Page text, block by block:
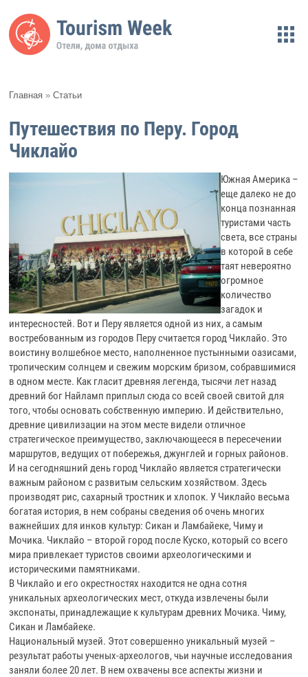
Главная »Статьи
Путешествия по Перу. Город
Чиклайо
Южная Америка –
еще далеко не до
конца познанная
туристами часть
света, все страны
в которой в себе
таят невероятно
огромное
количество
загадок и
интересностей. Вот и Перу является одной из них, а самым
востребованным из городов Перу считается город Чиклайо. Это
воистину волшебное место, наполненное пустынными оазисами,
тропическим солнцем и свежим морским бризом, собравшимися
в одном месте. Как гласит древняя легенда, тысячи лет назад
древний бог Найламп приплыл сюда со всей своей свитой для
того, чтобы основать собственную империю. И действительно,
древние цивилизации на этом месте видели отличное
стратегическое преимущество, заключающееся в пересечении
маршрутов, ведущих от побережья, джунглей и горных районов.
И на сегодняшний день город Чиклайо является стратегически
важным районом с развитым сельским хозяйством. Здесь
производят рис, сахарный тростник и хлопок. У Чиклайо весьма
богатая история, в нем собраны сведения об очень многих
важнейших для инков культур: Сикан и Ламбайеке, Чиму и
Мочика. Чиклайо – второй город после Куско, который со всего
мира привлекает туристов своими археологическими и
историческими памятниками.
В Чиклайо и его окрестностях находится не одна сотня
уникальных археологических мест, откуда извлечены были
экспонаты, принадлежащие к культурам древних Мочика. Чиму,
Сикан и Ламбайеке.
Национальный музей. Этот совершенно уникальный музей –
результат работы ученых-археологов, чьи научные исследования
заняли более 20 лет. В нем охвачены все аспекты жизни и